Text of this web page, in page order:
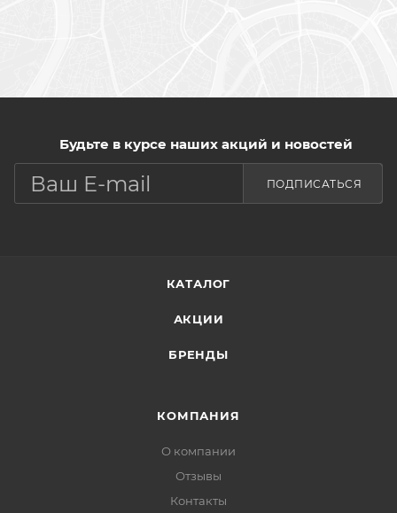
Будьте в курсе наших акций и новостей
ПОДПИСАТЬСЯ
КАТАЛОГ
АКЦИИ
БРЕНДЫ
КОМПАНИЯ
О компании
Отзывы
Контакты